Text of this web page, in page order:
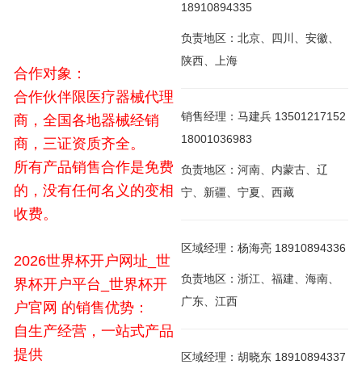
合作对象：
合作伙伴限医疗器械代理
商，全国各地器械经销
商，三证资质齐全。
所有产品销售合作是免费
的，没有任何名义的变相
收费。
2026世界杯开户网址_世
界杯开户平台_世界杯开
户官网 的销售优势：
自生产经营，一站式产品
提供
18910894335
负责地区：北京、四川、安徽、
陕西、上海
销售经理：马建兵 13501217152
18001036983
负责地区：河南、内蒙古、辽
宁、新疆、宁夏、西藏
区域经理：杨海亮 18910894336
负责地区：浙江、福建、海南、
广东、江西
区域经理：胡晓东 18910894337